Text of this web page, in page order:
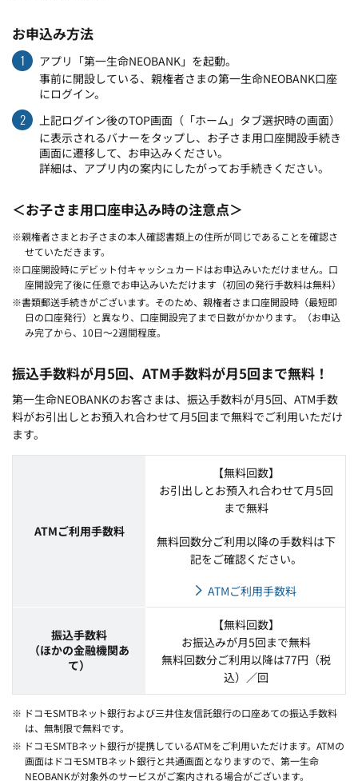
お申込み方法
1
アプリ「第一生命NEOBANK」を起動。
事前に開設している、親権者さまの第一生命NEOBANK口座
にログイン。
2
上記ログイン後のTOP画面（「ホーム」タブ選択時の画面）
に表示されるバナーをタップし、お子さま用口座開設手続き
画面に遷移して、お申込みください。
詳細は、アプリ内の案内にしたがってお手続きください。
＜お子さま用口座申込み時の注意点＞
※親権者さまとお子さまの本人確認書類上の住所が同じであることを確認さ
せていただきます。
※口座開設時にデビット付キャッシュカードはお申込みいただけません。口
座開設完了後に任意でお申込みいただけます（初回の発行手数料は無料）
※書類郵送手続きがございます。そのため、親権者さま口座開設時（最短即
日の口座発行）と異なり、口座開設完了まで日数がかかります。（お申込
み完了から、10日～2週間程度。
振込手数料が月5回、ATM手数料が月5回まで無料！
第一生命NEOBANKのお客さまは、振込手数料が月5回、ATM手数
料がお引出しとお預入れ合わせて月5回まで無料でご利用いただけ
ます。
ATMご利用手数料
【無料回数】
お引出しとお預入れ合わせて月5回
まで無料
無料回数分ご利用以降の手数料は下
記をご確認ください。
ATMご利用手数料
振込手数料
（ほかの金融機関あ
て）
【無料回数】
お振込みが月5回まで無料
無料回数分ご利用以降は77円（税
込）／回
※ ドコモSMTBネット銀行および三井住友信託銀行の口座あての振込手数料
は、無制限で無料です。
※ ドコモSMTBネット銀行が提携しているATMをご利用いただけます。ATMの
画面はドコモSMTBネット銀行と共通画面となりますので、第一生命
NEOBANKが対象外のサービスがご案内される場合がございます。